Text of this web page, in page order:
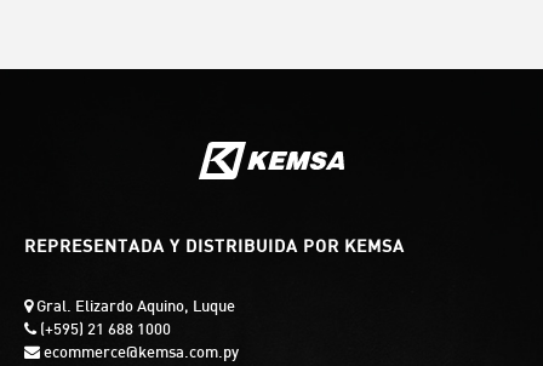
REPRESENTADA Y DISTRIBUIDA POR KEMSA
Gral. Elizardo Aquino, Luque
(+595) 21 688 1000
ecommerce@kemsa.com.py